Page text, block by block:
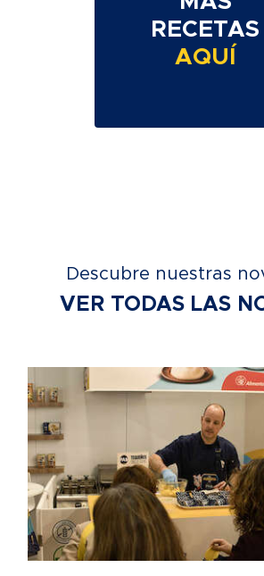
RECETAS
AQUÍ
Descubre nuestras
VER TODAS LAS